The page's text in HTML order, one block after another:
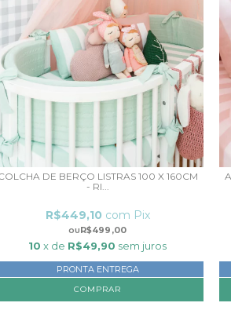
DE BERÇO LISTRAS 100 X 160CM
- RI...
R$499,00
R$449,10 com Pix
10 x de R$49,90 sem juros
PRONTA ENTREGA
COMPRAR